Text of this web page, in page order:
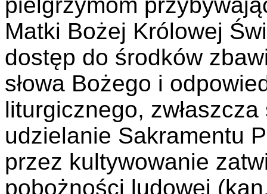
pielgrzymom
Matki Bożej Królowej
dostęp do środków
słowa Bożego i
liturgicznego,
udzielanie Sakramentu
przez kultywowanie
pobożności ludowej